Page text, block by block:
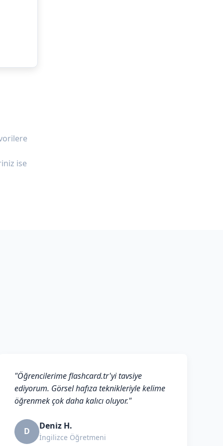
ise
"Öğrencilerime flashcard.tr'yi tavsiye
ediyorum. Görsel hafıza teknikleriyle kelime
öğrenmek çok daha kalıcı oluyor."
D Deniz H.
İngilizce Öğretmeni